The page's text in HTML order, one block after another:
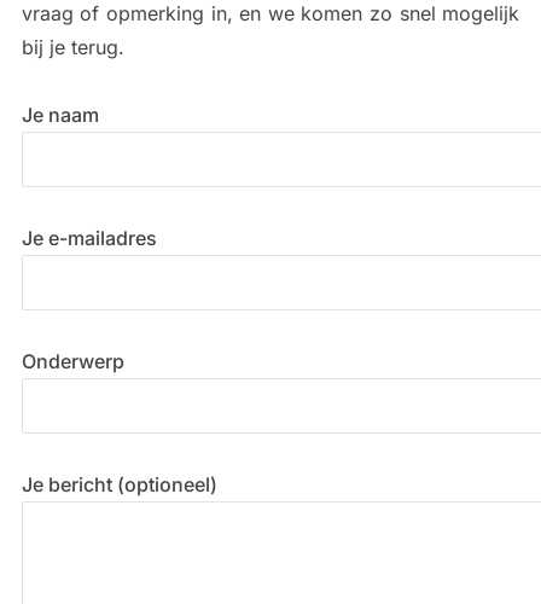
vraag of opmerking in, en we komen zo snel mogelijk
bij je terug.
Je naam
Je e-mailadres
Onderwerp
Je bericht (optioneel)